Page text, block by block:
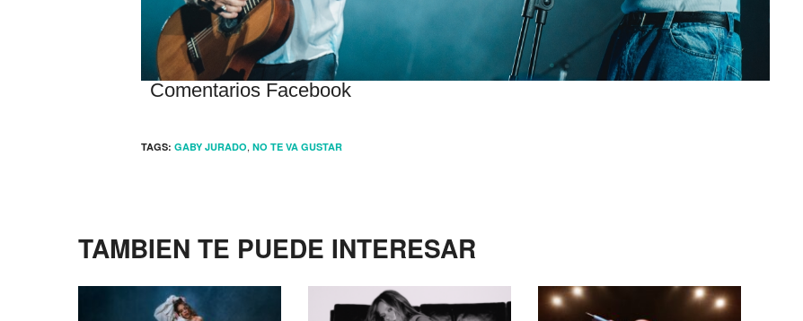
Comentarios Facebook
TAGS: GABY JURADO, NO TE VA GUSTAR
TAMBIEN TE PUEDE INTERESAR